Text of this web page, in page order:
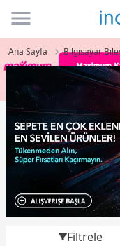
Ana Sayfa Bilgisayar
Filtrele